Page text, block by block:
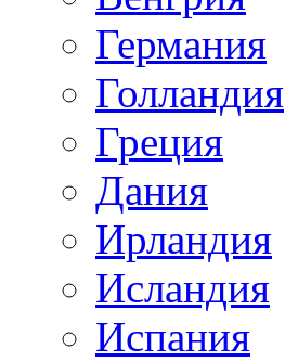
Германия
Голландия
Греция
Дания
Ирландия
Исландия
Испания